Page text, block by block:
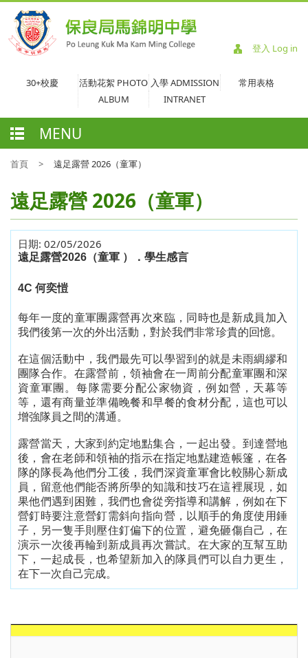
登入 Log in
30+校慶
活動花絮 PHOTO
ALBUM
入學 ADMISSION
常用表格
INTRANET
MENU
首頁 > 遠足露營 2026（童軍）
遠足露營 2026（童軍）
日期: 02/05/2026
遠足露營2026 （童軍 ） ．學生感言
4C 何奕愷
每年一度的童軍團露營再次來臨，同時也是新成員加入
我們後第一次的外出活動，對於我們非常珍貴的回憶。
在這個活動中，我們最先可以學習到的就是未雨綢繆和
團隊合作。在露營前，領袖會在一周前分配童軍團和深
資童軍團。每隊需要分配公家物資，例如營，天幕等
等，還有商量並準備晚餐和早餐的食材分配，這也可以
增強隊員之間的溝通。
露營當天，大家到約定地點集合，一起出發。到達營地
後，會在老師和領袖的指示在指定地點建造帳篷，在各
隊的隊長為他們分工後，我們深資童軍會比較關心新成
員，留意他們能否將所學的知識和技巧在這裡展現，如
果他們遇到困難，我們也會從旁指導和講解，例如在下
營釘時要注意營釘需斜向指向營，以順手的角度使用錘
子，另一隻手則壓住釘偏下的位置，避免砸傷自己，在
演示一次後再輪到新成員再次嘗試。在大家的互幫互助
下，一起成長，也希望新加入的隊員們可以自力更生，
在下一次自己完成。